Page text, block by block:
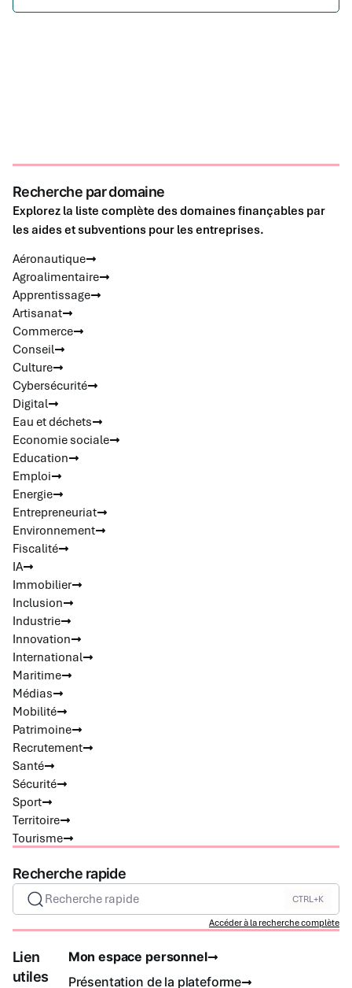
Recherche par domaine
Explorez la liste complète des domaines finançables par
les aides et subventions pour les entreprises.
Aéronautique
Agroalimentaire
Apprentissage
Artisanat
Commerce
Conseil
Culture
Cybersécurité
Digital
Eau et déchets
Economie sociale
Education
Emploi
Energie
Entrepreneuriat
Environnement
Fiscalité
IA
Immobilier
Inclusion
Industrie
Innovation
International
Maritime
Médias
Mobilité
Patrimoine
Recrutement
Santé
Sécurité
Sport
Territoire
Tourisme
Recherche rapide
Recherche rapide CTRL+K
Accéder à la recherche complète
Lien
utiles
Mon espace personnel
Présentation de la plateforme